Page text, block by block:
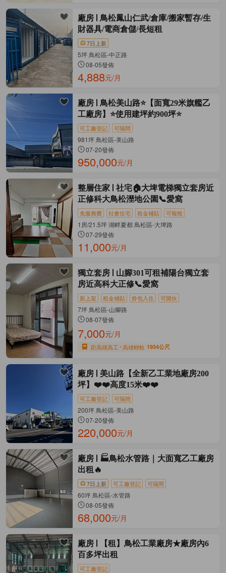
廠房
鳥松鳳山仁武/倉庫/搬家暫存/生
財器具/電商倉儲/長短租
7日上新
5坪 鳥松區-中正路
08-05發佈
4,888元/月
廠房
鳥松美山路⭐【面寬29米旗艦乙
工廠房】⭐使用建坪約900坪⭐
可工廠登記 可隔間
981坪 鳥松區-美山路
07-20發佈
950,000元/月
整層住家
社宅🏠大埤電梯獨立套房近
正修科大鳥松溼地公園📞愛窩
免服務費 社會住宅 租金補貼 可報稅
1房/21.5坪 湖畔夏都 鳥松區-大埤路
07-29發佈
11,000元/月
獨立套房
山腳301可租補陽台獨立套
房近高科大正修📞愛窩
新上架 租金補貼 拎包入住 可開伙
7坪 鳥松區-山腳路
08-07發佈
7,000元/月
距高雄高工 高雄輕軌 1934公尺
廠房
美山路【全新乙工業地廠房200
坪】❤️❤️高度15米❤️❤️
可工廠登記 可隔間
200坪 鳥松區-美山路
07-20發佈
220,000元/月
廠房
🏭鳥松水管路｜大面寬乙工廠房
出租🔥
7日上新 可工廠登記 可隔間
60坪 鳥松區-水管路
08-05發佈
68,000元/月
廠房
【租】鳥松工業廠房★廠房內6
百多坪出租
可工廠登記